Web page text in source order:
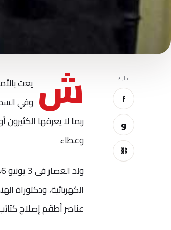
شارك
f
و
⛓
ش يعت
وفي
ربما لا يعرفها
وعطاء
عناصر أطقم إصلاح